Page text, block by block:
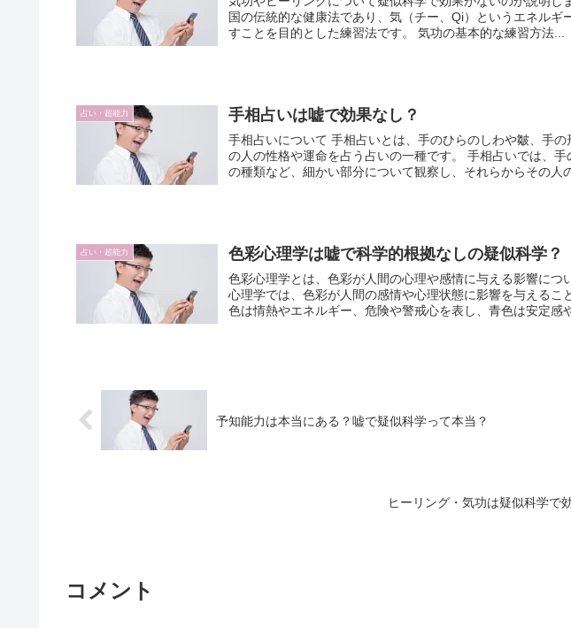
国の伝統的な健康法であり、気（チー、Qi）というエネルギ
すことを目的とした練習法です。 気功の基本的な練習方法...
占い・超能力 手相占いは嘘で効果なし？
手相占いについて 手相占いとは、手のひらのしわや皺、手の形、指の長さや太さなどから、そ
の人の性格や運命を占う占いの一種です。 手相占いでは、手のひらの種類、指の長さ、手の線
の種類など、細かい部分について観察し、それらからその人
占い・超能力 色彩心理学は嘘で科学的根拠なしの疑似科学？
色彩心理学とは、色彩が人間の心理や感情に与える影響につい
心理学では、色彩が人間の感情や心理状態に影響を与えるこ
色は情熱やエネルギー、危険や警戒心を表し、青色は安定感
予知能力は本当にある？嘘で疑似科学って本当？
ヒーリング・気功は疑似科学で
コメント